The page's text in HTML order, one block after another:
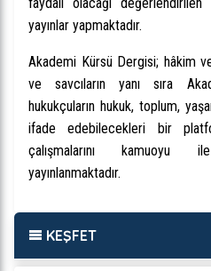
yayınlar yapmaktadır.
Akademi Kürsü Dergisi; hâkim
ve savcıların yanı sıra
hukukçuların hukuk, toplum,
ifade edebilecekleri bir
çalışmalarını kamuoyu
yayınlanmaktadır.
KEŞFET